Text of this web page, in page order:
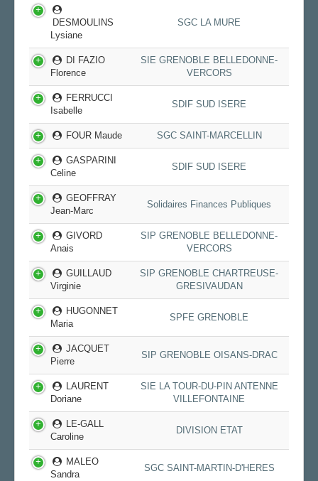
DESMOULINS
Lysiane
SGC LA MURE
DI FAZIO
Florence
SIE GRENOBLE BELLEDONNE-
VERCORS
FERRUCCI
Isabelle
SDIF SUD ISERE
FOUR Maude SGC SAINT-MARCELLIN
GASPARINI
Celine
SDIF SUD ISERE
GEOFFRAY
Jean-Marc
Solidaires Finances Publiques
GIVORD
Anais
SIP GRENOBLE BELLEDONNE-
VERCORS
GUILLAUD
Virginie
SIP GRENOBLE CHARTREUSE-
GRESIVAUDAN
HUGONNET
Maria
SPFE GRENOBLE
JACQUET
Pierre
SIP GRENOBLE OISANS-DRAC
LAURENT
Doriane
SIE LA TOUR-DU-PIN ANTENNE
VILLEFONTAINE
LE-GALL
Caroline
DIVISION ETAT
MALEO
Sandra
SGC SAINT-MARTIN-D'HERES